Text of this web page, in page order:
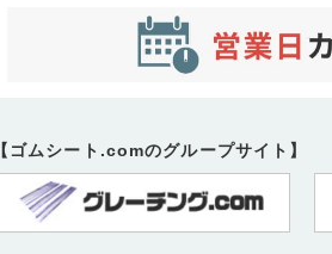
【ゴムシート.comのグループサイト】